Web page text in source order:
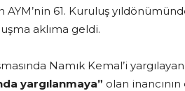
AYM’nin 61. Kuruluş
aklıma geldi.
Namık Kemal’i
yargılanmaya” olan